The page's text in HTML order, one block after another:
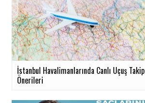
İstanbul Havalimanlarında Canlı Uçuş Takip
Önerileri